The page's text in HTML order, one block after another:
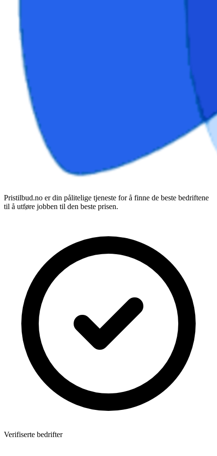
Pristilbud.no er din pålitelige tjeneste for å finne de beste bedriftene
til å utføre jobben til den beste prisen.
Verifiserte bedrifter